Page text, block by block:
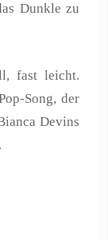
Dunkle zu
fast leicht.
der
Devins